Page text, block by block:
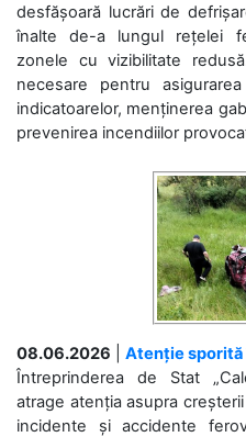
desfășoară lucrări de
înalte de-a lungul rețelei
zonele cu vizibilitate
necesare pentru
indicatoarelor, menținerea
prevenirea incendiilor
08.06.2026
Atenție
Întreprinderea de Stat
atrage atenția asupra
incidente și accidente